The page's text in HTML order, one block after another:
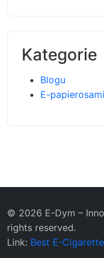
Kategorie
Blogu
E-papierosami
© 2026 E-Dym –
rights reserved.
Link: Best E-Cigarette